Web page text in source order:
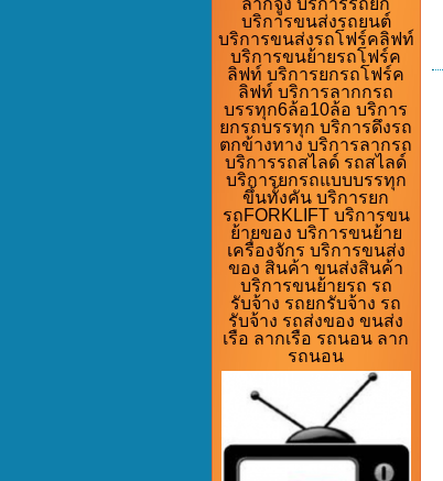
ลากจูง บริการรถยก
บริการขนส่งรถยนต์
บริการขนส่งรถโฟร์คลิฟท์
บริการขนย้ายรถโฟร์ค
ลิฟท์ บริการยกรถโฟร์ค
ลิฟท์ บริการลากกรถ
บรรทุก6ล้อ10ล้อ บริการ
ยกรถบรรทุก บริการดึงรถ
ตกข้างทาง บริการลากรถ
บริการรถสไลด์ รถสไลด์
บริการยกรถแบบบรรทุก
ขึ้นทั้งคัน บริการยก
รถFORKLIFT บริการขน
ย้ายของ บริการขนย้าย
เครื่องจักร บริการขนส่ง
ของ สินค้า ขนส่งสินค้า
บริการขนย้ายรถ รถ
รับจ้าง รถยกรับจ้าง รถ
รับจ้าง รถส่งของ ขนส่ง
เรือ ลากเรือ รถนอน ลาก
รถนอน